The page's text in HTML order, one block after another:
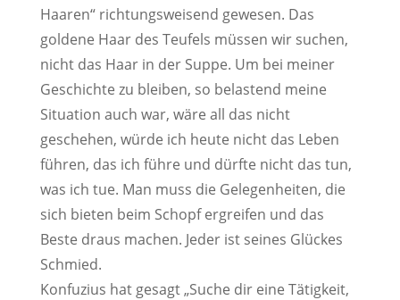
Haaren“ richtungsweisend gewesen. Das
goldene Haar des Teufels müssen wir suchen,
nicht das Haar in der Suppe. Um bei meiner
Geschichte zu bleiben, so belastend meine
Situation auch war, wäre all das nicht
geschehen, würde ich heute nicht das Leben
führen, das ich führe und dürfte nicht das tun,
was ich tue. Man muss die Gelegenheiten, die
sich bieten beim Schopf ergreifen und das
Beste draus machen. Jeder ist seines Glückes
Schmied.
Konfuzius hat gesagt „Suche dir eine Tätigkeit,